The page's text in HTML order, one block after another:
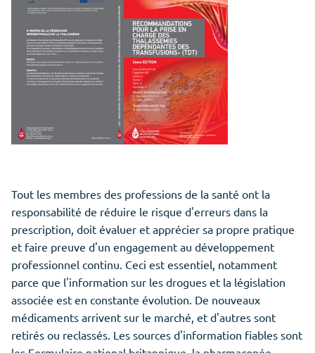
Tout les membres des professions de la santé ont la
responsabilité de réduire le risque d'erreurs dans la
prescription, doit évaluer et apprécier sa propre pratique
et faire preuve d'un engagement au développement
professionnel continu. Ceci est essentiel, notamment
parce que l'information sur les drogues et la législation
associée est en constante évolution. De nouveaux
médicaments arrivent sur le marché, et d'autres sont
retirés ou reclassés. Les sources d'information fiables sont